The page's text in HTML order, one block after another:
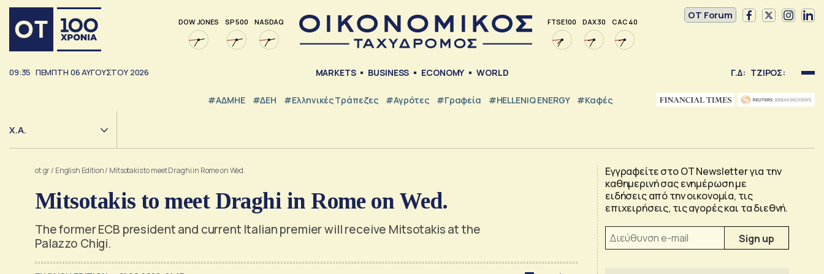
DOW JONES SP 500 NASDAQ FTSE 100 DAX 30 CAC 40
OT Forum
09:35 ΠΕΜΠΤΗ 06ΑΥΓΟΥΣΤΟΥ 2026 MARKETS BUSINESS ECONOMY WORLD Γ.Δ: ΤΖΙΡΟΣ:
#ΑΔΜΗΕ #ΔΕΗ #ελληνικές Τράπεζες #Αγρότες #Γραφεία #HELLENiQ ENERGY #καφές
Χ.Α.
ot.gr/ English Edition/ Mitsotakis to meet Draghi in Rome on Wed.
Mitsotakis to meet Draghi in Rome on Wed.
The former ECB president and current Italian premier will receive Mitsotakis at the
Palazzo Chigi.
Εγγραφείτε στο OT Newsletter για την
καθημερινή σας ενημέρωση με
ειδήσεις από την οικονομία, τις
επιχειρήσεις, τις αγορές και τα διεθνή.